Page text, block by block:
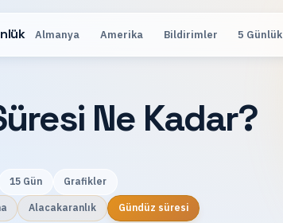
Almanya Amerika Bildirimler 5 Günlük
Ne Kadar?
15 Gün Grafikler
Alacakaranlık Gündüz süresi